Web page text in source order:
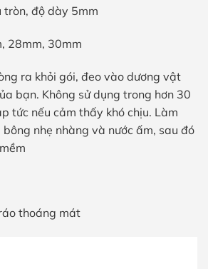
tròn, độ dày 5mm
28mm, 30mm
ra khỏi gói, đeo vào dương vật
bạn. Không sử dụng trong hơn 30
tức nếu cảm thấy khó chịu. Làm
nhẹ nhàng và nước ấm, sau đó
thoáng mát